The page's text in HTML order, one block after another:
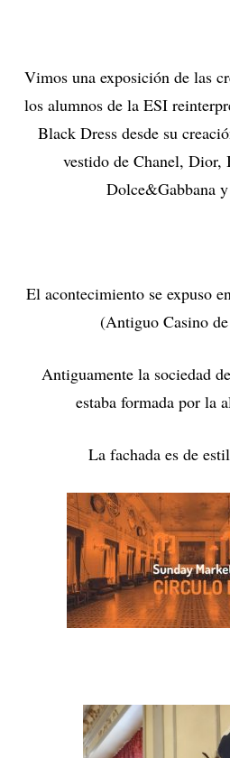
Vimos una exposición de las
los alumnos de la ESI
Black Dress desde su
vestido de Chanel, Dior,
Dolce&Gabbana
El acontecimiento se expuso
(Antiguo Casino
Antiguamente la sociedad
estaba formada por la
La fachada es de